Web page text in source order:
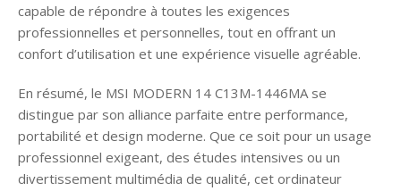
capable de répondre à toutes les exigences
professionnelles et personnelles, tout en offrant un
confort d’utilisation et une expérience visuelle agréable.
En résumé, le MSI MODERN 14 C13M-1446MA se
distingue par son alliance parfaite entre performance,
portabilité et design moderne. Que ce soit pour un usage
professionnel exigeant, des études intensives ou un
divertissement multimédia de qualité, cet ordinateur